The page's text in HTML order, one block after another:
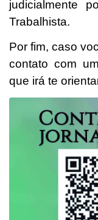
judicialmente
Trabalhista.
Por fim, caso
contato com
que irá te